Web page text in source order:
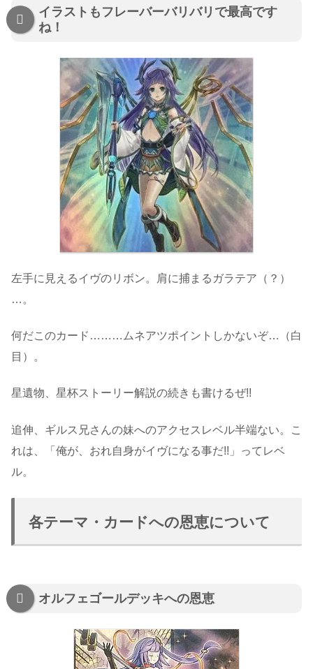
イラストもフレーバーバリバリで最高です
ね！
左手に見えるイヴのリボン。肩に捕まるガラテア（？）
…。
何だこのカード………ムネアツポイントしかないぞ…（白
目）。
星遺物、星杯ストーリー解説の続きも書けるぜ!!
追伸、ギルス兄さんの妹へのアクセスレベル半端ない。こ
れは、「俺が、おれ自身がイヴになる事だ!!」ってレベ
ル。
各テーマ・カードへの恩恵について
オルフェゴールデッキへの恩恵